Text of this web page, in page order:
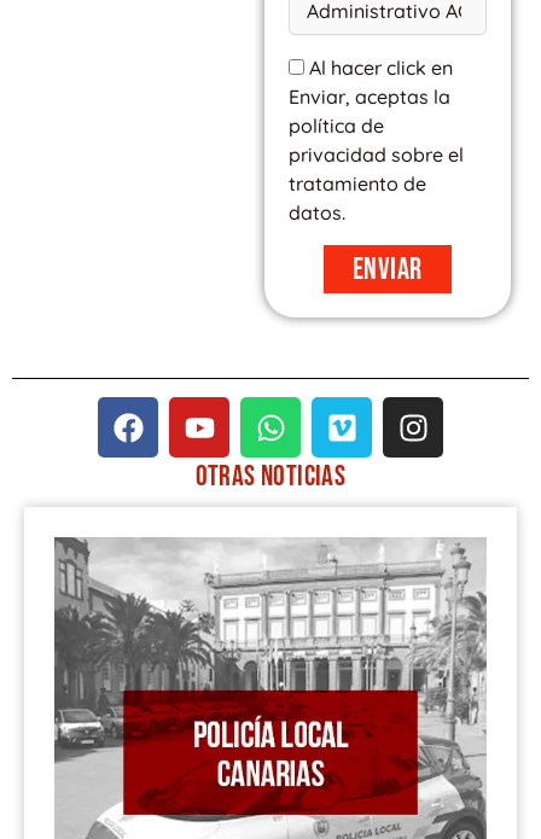
Al hacer click en
Enviar, aceptas la
política de
privacidad sobre el
tratamiento de
datos.
Enviar
F
a
e
b
o
o
k
Y
o
u
t
u
b
e
W
h
a
t
s
a
p
p
V
i
m
e
o
I
n
t
a
g
r
a
m
OTRAS NOTICIAS
PÁGINAPÁGINA
PÁGINA
PÁGINA
PÁGINA